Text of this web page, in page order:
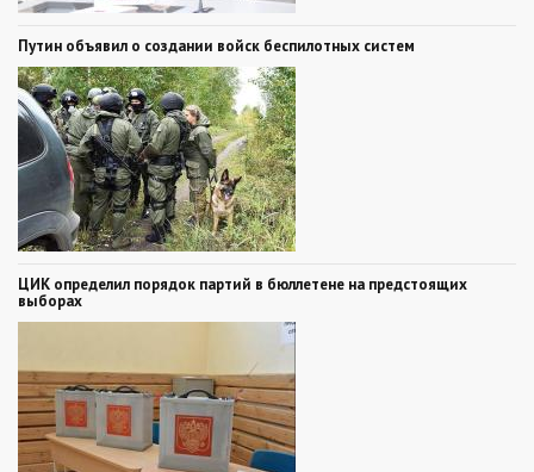
Путин объявил о создании войск беспилотных систем
ЦИК определил порядок партий в бюллетене на предстоящих
выборах